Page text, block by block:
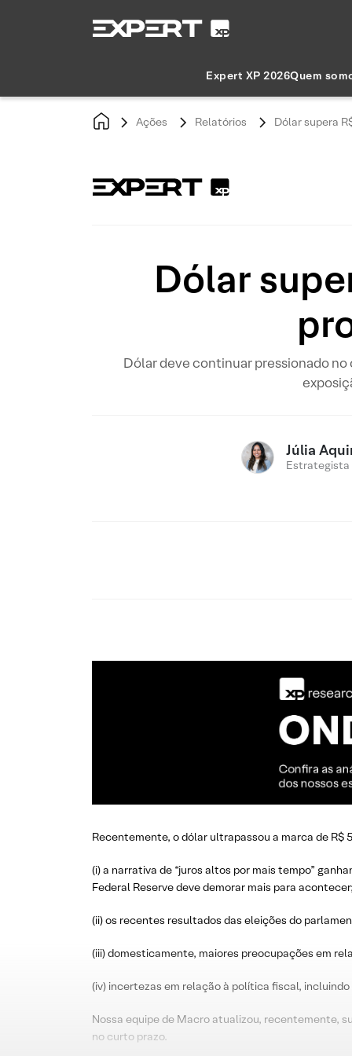
Expert XP 2026Quem
Ações Relatórios Dólar supera
Dólar
Dólar deve continuar pressionado
Júlia
Recentemente, o dólar ultrapassou a marca de R$
(i) a narrativa de “juros altos por mais tempo”
Federal Reserve deve demorar mais para acontecer;
(ii) os recentes resultados das eleições do
(iii) domesticamente, maiores preocupações em
(iv) incertezas em relação à política fiscal,
Nossa equipe de Macro atualizou, recentemente,
no curto prazo.